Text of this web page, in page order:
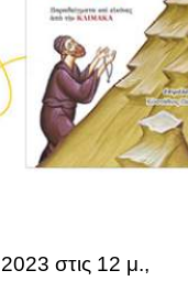
στις 12 μ.,